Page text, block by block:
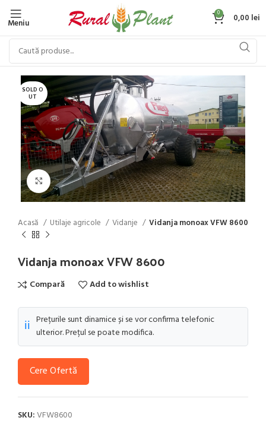
Meniu
0 0,00 lei
SOLD O
UT
Click to enlarge
Acasă Utilaje agricole Vidanje Vidanja monoax VFW 8600
Vidanja monoax VFW 8600
Compară Add to wishlist
ℹ️ Prețurile sunt dinamice și se vor confirma telefonic
ulterior. Prețul se poate modifica.
Cere Ofertă
SKU:VFW8600